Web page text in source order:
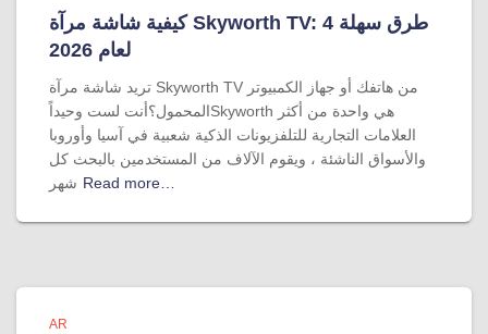
كيفية شاشة مرآة Skyworth TV: 4 طرق سهلة
لعام 2026
تريد شاشة مرآة Skyworth TV من هاتفك أو جهاز الكمبيوتر
المحمول؟أنت لست وحيداًSkyworth هي واحدة من أكثر
العلامات التجارية للتلفزيونات الذكية شعبية في آسيا وأوروبا
والأسواق الناشئة ، ويقوم الآلاف من المستخدمين بالبحث كل
شهر Read more…
AR